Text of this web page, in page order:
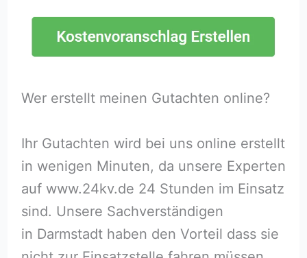
Wer erstellt meinen Gutachten online?
Ihr Gutachten wird bei uns online erstellt
in wenigen Minuten, da unsere Experten
auf www.24kv.de 24 Stunden im Einsatz
sind. Unsere Sachverständigen
in Darmstadt haben den Vorteil dass sie